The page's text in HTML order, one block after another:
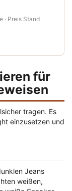
· Preis Stand
für
tragen. Es
einzusetzen und
Jeans
weißen,